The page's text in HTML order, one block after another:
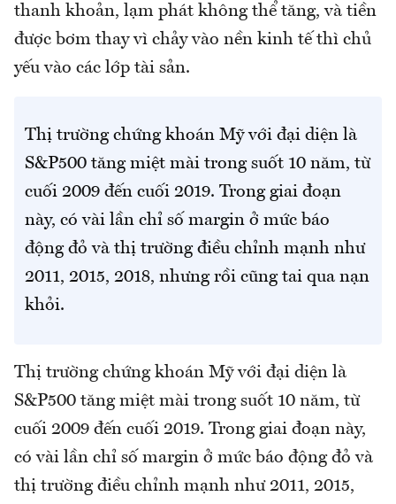
thanh khoản, lạm phát không thể tăng, và tiền
được bơm thay vì chảy vào nền kinh tế thì chủ
yếu vào các lớp tài sản.
Thị trường chứng khoán Mỹ với đại diện là
S&P500 tăng miệt mài trong suốt 10 năm, từ
cuối 2009 đến cuối 2019. Trong giai đoạn
này, có vài lần chỉ số margin ở mức báo
động đỏ và thị trường điều chỉnh mạnh như
2011, 2015, 2018, nhưng rồi cũng tai qua nạn
khỏi.
Thị trường chứng khoán Mỹ với đại diện là
S&P500 tăng miệt mài trong suốt 10 năm, từ
cuối 2009 đến cuối 2019. Trong giai đoạn này,
có vài lần chỉ số margin ở mức báo động đỏ và
thị trường điều chỉnh mạnh như 2011, 2015,